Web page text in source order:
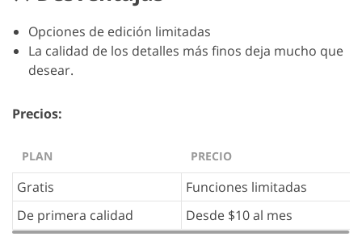
Opciones de edición limitadas
La calidad de los detalles más finos deja mucho que
desear.
Precios:
PLAN PRECIO
Gratis
Funciones limitadas
De primera calidad
Desde $10 al mes